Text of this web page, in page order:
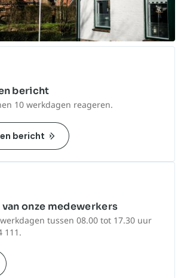
bericht
10 werkdagen reageren.
bericht
van onze medewerkers
tussen 08.00 tot 17.30 uur
111.